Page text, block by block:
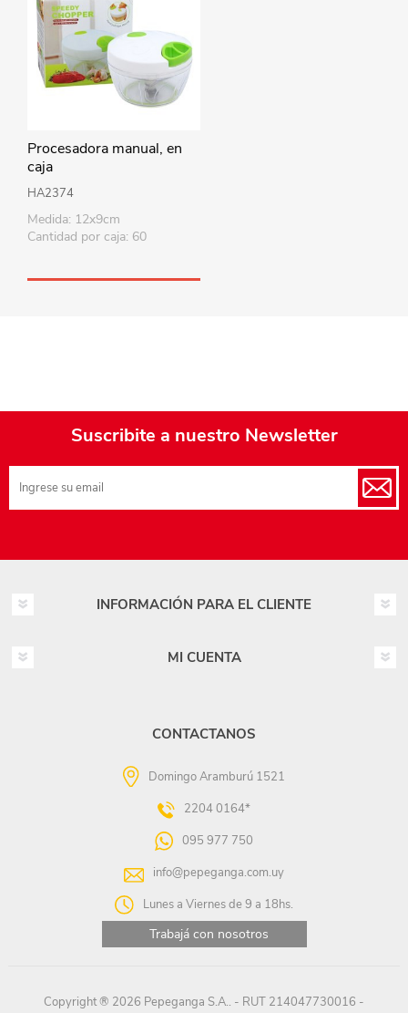
Procesadora manual, en
caja
HA2374
Medida: 12x9cm
Cantidad por caja: 60
Suscribite a nuestro Newsletter
INFORMACIÓN PARA EL CLIENTE
MI CUENTA
CONTACTANOS
Domingo Aramburú 1521
2204 0164*
095 977 750
info@pepeganga.com.uy
Lunes a Viernes de 9 a 18hs.
Trabajá con nosotros
Copyright ® 2026 Pepeganga S.A.. - RUT 214047730016 -